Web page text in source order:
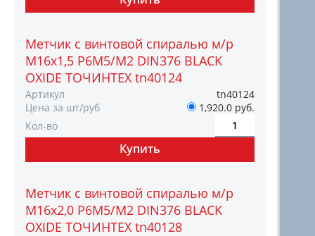
Метчик с винтовой спиралью м/р
М16х1,5 Р6М5/М2 DIN376 BLACK
OXIDE ТОЧИНТЕХ tn40124
Артикул
tn40124
Цена за шт/руб
1,920.0 руб.
Кол-во
Метчик с винтовой спиралью м/р
М16х2,0 Р6М5/М2 DIN376 BLACK
OXIDE ТОЧИНТЕХ tn40128